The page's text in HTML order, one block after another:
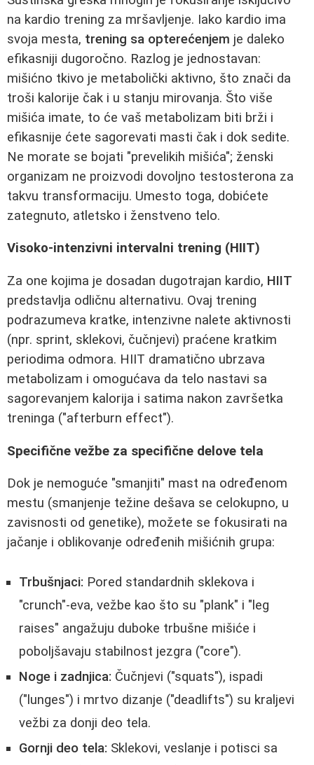
na kardio trening za mršavljenje. Iako kardio ima
svoja mesta, trening sa opterećenjem je daleko
efikasniji dugoročno. Razlog je jednostavan:
mišićno tkivo je metabolički aktivno, što znači da
troši kalorije čak i u stanju mirovanja. Što više
mišića imate, to će vaš metabolizam biti brži i
efikasnije ćete sagorevati masti čak i dok sedite.
Ne morate se bojati "prevelikih mišića"; ženski
organizam ne proizvodi dovoljno testosterona za
takvu transformaciju. Umesto toga, dobićete
zategnuto, atletsko i ženstveno telo.
Visoko-intenzivni intervalni trening (HIIT)
Za one kojima je dosadan dugotrajan kardio, HIIT
predstavlja odličnu alternativu. Ovaj trening
podrazumeva kratke, intenzivne nalete aktivnosti
(npr. sprint, sklekovi, čučnjevi) praćene kratkim
periodima odmora. HIIT dramatično ubrzava
metabolizam i omogućava da telo nastavi sa
sagorevanjem kalorija i satima nakon završetka
treninga ("afterburn effect").
Specifične vežbe za specifične delove tela
Dok je nemoguće "smanjiti" mast na određenom
mestu (smanjenje težine dešava se celokupno, u
zavisnosti od genetike), možete se fokusirati na
jačanje i oblikovanje određenih mišićnih grupa:
Trbušnjaci: Pored standardnih sklekova i
"crunch"-eva, vežbe kao što su "plank" i "leg
raises" angažuju duboke trbušne mišiće i
poboljšavaju stabilnost jezgra ("core").
Noge i zadnjica: Čučnjevi ("squats"), ispadi
("lunges") i mrtvo dizanje ("deadlifts") su kraljevi
vežbi za donji deo tela.
Gornji deo tela: Sklekovi, veslanje i potisci sa